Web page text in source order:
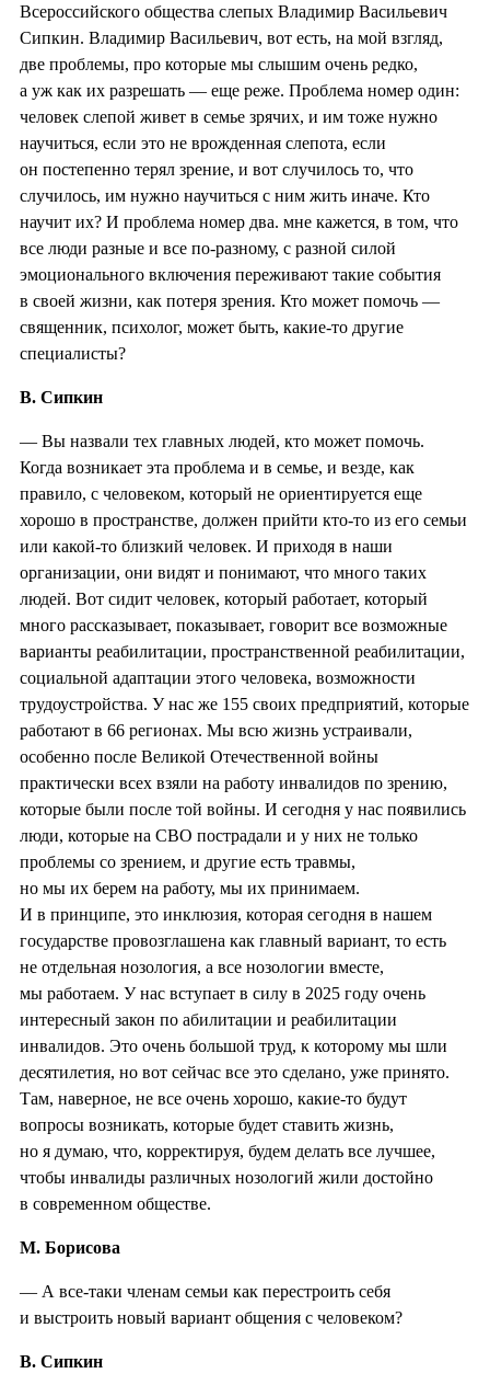
Всероссийского общества слепых Владимир Васильевич
Сипкин. Владимир Васильевич, вот есть, на мой взгляд,
две проблемы, про которые мы слышим очень редко,
а уж как их разрешать — еще реже. Проблема номер один:
человек слепой живет в семье зрячих, и им тоже нужно
научиться, если это не врожденная слепота, если
он постепенно терял зрение, и вот случилось то, что
случилось, им нужно научиться с ним жить иначе. Кто
научит их? И проблема номер два. мне кажется, в том, что
все люди разные и все по-разному, с разной силой
эмоционального включения переживают такие события
в своей жизни, как потеря зрения. Кто может помочь —
священник, психолог, может быть, какие-то другие
специалисты?
В. Сипкин
— Вы назвали тех главных людей, кто может помочь.
Когда возникает эта проблема и в семье, и везде, как
правило, с человеком, который не ориентируется еще
хорошо в пространстве, должен прийти кто-то из его семьи
или какой-то близкий человек. И приходя в наши
организации, они видят и понимают, что много таких
людей. Вот сидит человек, который работает, который
много рассказывает, показывает, говорит все возможные
варианты реабилитации, пространственной реабилитации,
социальной адаптации этого человека, возможности
трудоустройства. У нас же 155 своих предприятий, которые
работают в 66 регионах. Мы всю жизнь устраивали,
особенно после Великой Отечественной войны
практически всех взяли на работу инвалидов по зрению,
которые были после той войны. И сегодня у нас появились
люди, которые на СВО пострадали и у них не только
проблемы со зрением, и другие есть травмы,
но мы их берем на работу, мы их принимаем.
И в принципе, это инклюзия, которая сегодня в нашем
государстве провозглашена как главный вариант, то есть
не отдельная нозология, а все нозологии вместе,
мы работаем. У нас вступает в силу в 2025 году очень
интересный закон по абилитации и реабилитации
инвалидов. Это очень большой труд, к которому мы шли
десятилетия, но вот сейчас все это сделано, уже принято.
Там, наверное, не все очень хорошо, какие-то будут
вопросы возникать, которые будет ставить жизнь,
но я думаю, что, корректируя, будем делать все лучшее,
чтобы инвалиды различных нозологий жили достойно
в современном обществе.
М. Борисова
— А все-таки членам семьи как перестроить себя
и выстроить новый вариант общения с человеком?
В. Сипкин